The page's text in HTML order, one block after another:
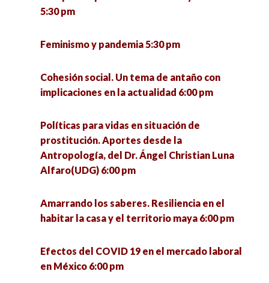
5:30 pm
Feminismo y pandemia 5:30 pm
Cohesión social. Un tema de antaño con
implicaciones en la actualidad 6:00 pm
Políticas para vidas en situación de
prostitución. Aportes desde la
Antropología, del Dr. Ángel Christian Luna
Alfaro(UDG) 6:00 pm
Amarrando los saberes. Resiliencia en el
habitar la casa y el territorio maya 6:00 pm
Efectos del COVID 19 en el mercado laboral
en México 6:00 pm